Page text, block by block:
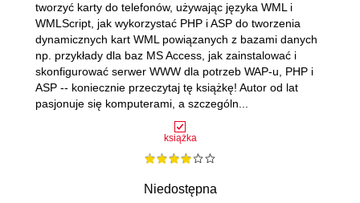
książka
Niedostępna
tworzyć karty do telefonów, używając języka WML i
WMLScript, jak wykorzystać PHP i ASP do tworzenia
dynamicznych kart WML powiązanych z bazami danych
np. przykłady dla baz MS Access, jak zainstalować i
skonfigurować serwer WWW dla potrzeb WAP-u, PHP i
ASP -- koniecznie przeczytaj tę książkę! Autor od lat
pasjonuje się komputerami, a szczególn...